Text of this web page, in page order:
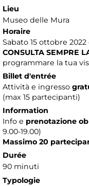
Lieu
Museo delle Mura
Horaire
Sabato 15 ottobre 2022
CONSULTA SEMPRE
programmare la tua
Billet d'entrée
Attività e ingresso
(max 15 partecipanti)
Information
Info e prenotazione
9.00-19.00)
Massimo 20
Durée
90 minuti
Typologie